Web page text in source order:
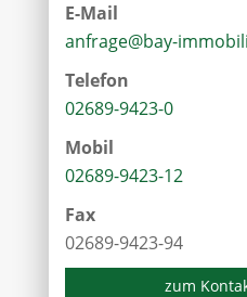
E-Mail
anfrage@bay-
Telefon
02689-9423-0
Mobil
02689-9423-12
Fax
02689-9423-94
zum